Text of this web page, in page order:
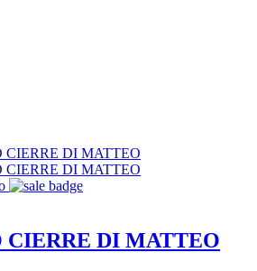
CIERRE DI MATTEO